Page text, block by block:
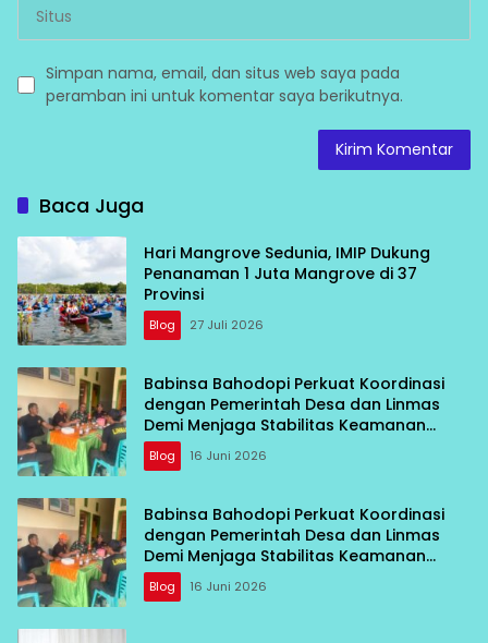
Simpan nama, email, dan situs web saya pada
peramban ini untuk komentar saya berikutnya.
Baca Juga
Hari Mangrove Sedunia, IMIP Dukung
Penanaman 1 Juta Mangrove di 37
Provinsi
Blog 27 Juli 2026
Babinsa Bahodopi Perkuat Koordinasi
dengan Pemerintah Desa dan Linmas
Demi Menjaga Stabilitas Keamanan
Wilayah
Blog 16 Juni 2026
Babinsa Bahodopi Perkuat Koordinasi
dengan Pemerintah Desa dan Linmas
Demi Menjaga Stabilitas Keamanan
Wilayah
Blog 16 Juni 2026